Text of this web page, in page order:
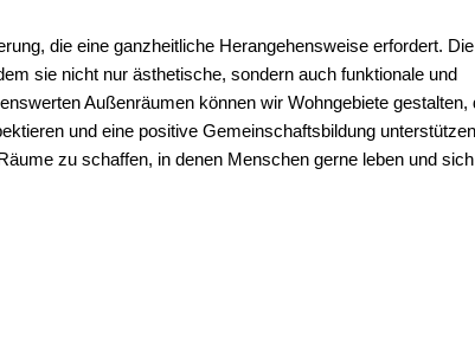
die eine ganzheitliche Herangehensweise erfordert. Die
sie nicht nur ästhetische, sondern auch funktionale und
Außenräumen können wir Wohngebiete gestalten,
und eine positive Gemeinschaftsbildung
zu schaffen, in denen Menschen gerne leben und sich